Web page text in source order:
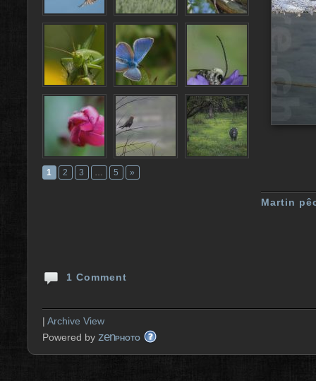
Martin
1 2 3 … 5 »
1 Comment
| Archive View
Powered by zenPHOTO